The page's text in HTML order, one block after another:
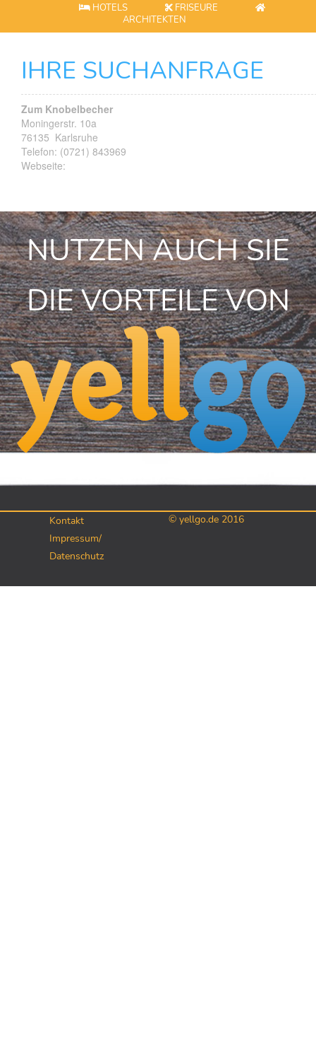
HOTELS
FRISEURE
ARCHITEKTEN
IHRE SUCHANFRAGE
Zum Knobelbecher
Moningerstr. 10a
76135 Karlsruhe
Telefon: (0721) 843969
Webseite:
NUTZEN AUCH SIE
DIE VORTEILE VON
Kontakt
Impressum/
Datenschutz
© yellgo.de 2016